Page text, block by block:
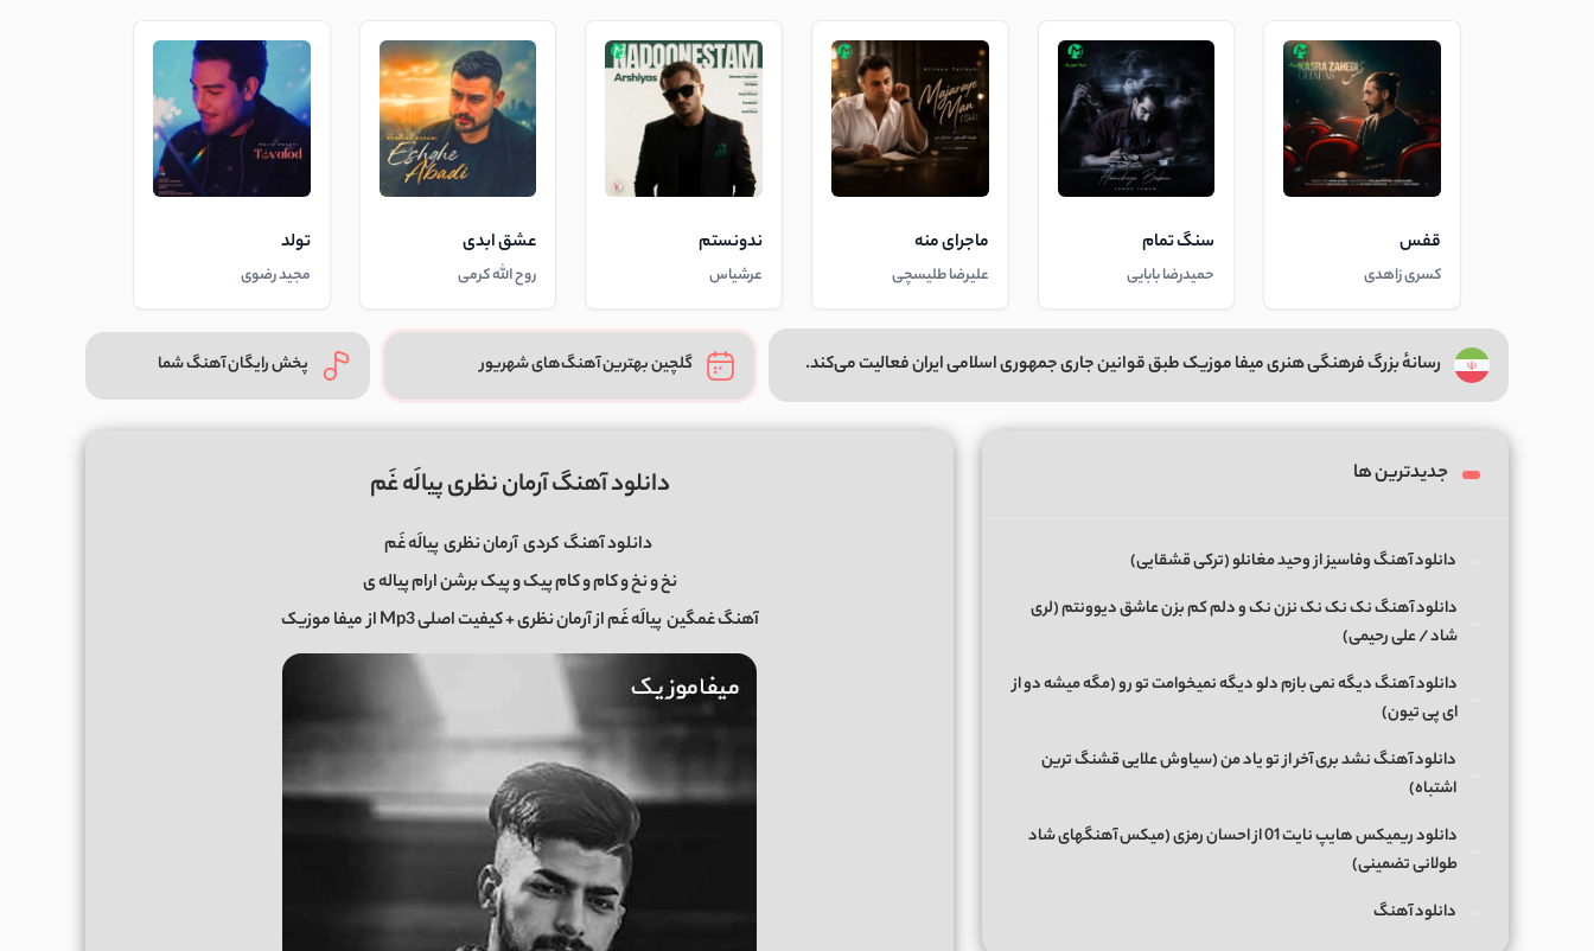
قفس
کسری زاهدی
سنگ تمام
حمیدرضا بابایی
ماجرای منه
علیرضا طلیسچی
ندونستم
عرشیاس
عشق ابدی
روح الله کرمی
تولد
مجید رضوی
رسانهٔ بزرگ فرهنگی هنری میفا موزیک طبق قوانین جاری جمهوری اسلامی ایران فعالیت می‌کند. گلچین بهترین آهنگ‌های شهریور پخش رایگان آهنگ شما
دانلود آهنگ آرمان نظری پیالَه غَم
دانلود آهنگکردیآرمان نظریپیالَه غَم
نخ و نخ و کام و کام پیک و پیک برشن ارام پیاله ی
آهنگ غمگینپیالَه غَم از آرمان نظری + کیفیت اصلی Mp3 از میفا موزیک
جدیدترین ها
دانلود آهنگ وفاسیز از وحید مغانلو (ترکی قشقایی)
دانلود آهنگ نک نک نک نزن نک و دلم کم بزن عاشق دیوونتم (لری
شاد / علی رحیمی)
دانلود آهنگ دیگه نمی بازم دلو دیگه نمیخوامت تو رو (مگه میشه دو از
ای پی تیون)
دانلود آهنگ نشد بری آخر از تو یاد من (سیاوش علایی قشنگ ترین
اشتباه)
دانلود ریمیکس هایپ نایت 01 از احسان رمزی (میکس آهنگهای شاد
طولانی تضمینی)
دانلود آهنگ